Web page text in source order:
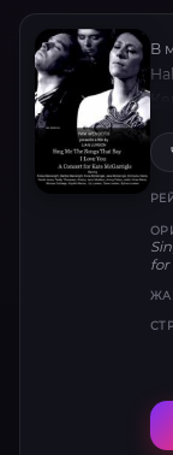
В
for